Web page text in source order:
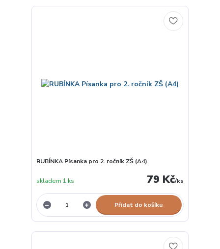
RUBÍNKA Písanka pro 2. ročník ZŠ (A4)
79 Kč/ks
skladem 1 ks
Přidat do košíku